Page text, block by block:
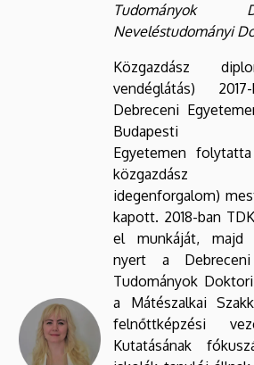
Tudományok
Neveléstudományi
Közgazdász
vendéglátás)
Debreceni
Budapesti
Egyetemen
közgazdász
idegenforgalom)
kapott. 2018-ban
el munkáját, majd
nyert a
Tudományok
a Mátészalkai
felnőttképzési
Kutatásának